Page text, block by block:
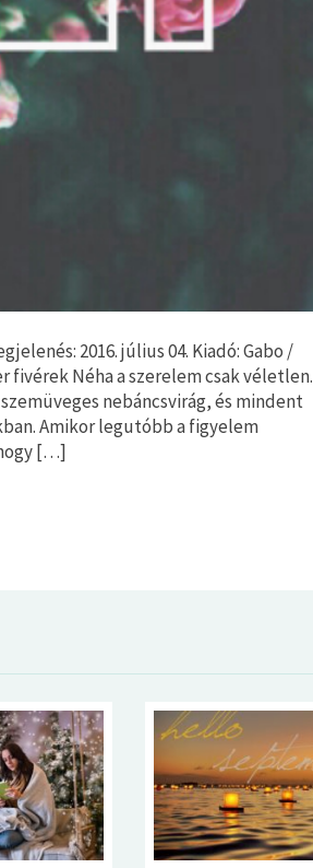
2016. július 04. Kiadó: Gabo /
fivérek Néha a szerelem csak véletlen.
nebáncsvirág, és mindent
Amikor legutóbb a figyelem
[…]